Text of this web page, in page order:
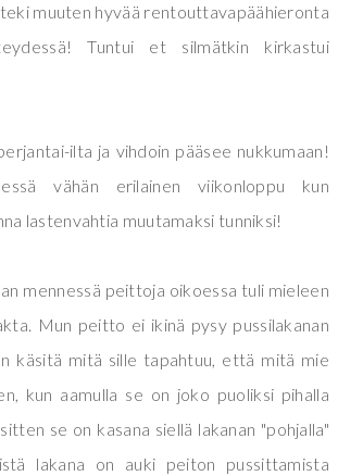
muuten hyvää rentouttavapäähieronta
Tuntui et silmätkin kirkastui
ilta ja vihdoin pääsee nukkumaan!
vähän erilainen viikonloppu kun
lastenvahtia muutamaksi tunniksi!
mennessä peittoja oikoessa tuli mieleen
Mun peitto ei ikinä pysy pussilakanan
käsitä mitä sille tapahtuu, että mitä mie
kun aamulla se on joko puoliksi pihalla
se on kasana siellä lakanan "pohjalla"
lakana on auki peiton pussittamista